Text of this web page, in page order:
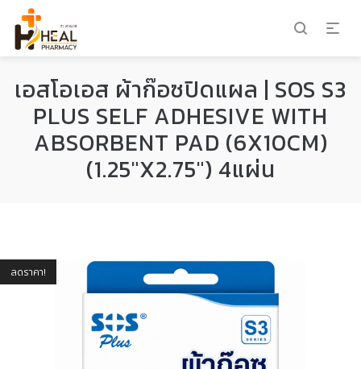
เอสโอเอส ผ้าก๊อซปิดแผล | SOS S3
PLUS SELF ADHESIVE WITH
ABSORBENT PAD (6X10CM)
(1.25″X2.75″) 4แผ่น
ลดราคา!